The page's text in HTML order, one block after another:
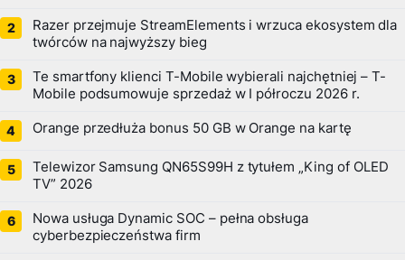
Razer przejmuje StreamElements i wrzuca ekosystem dla
twórców na najwyższy bieg
Te smartfony klienci T-Mobile wybierali najchętniej – T-
Mobile podsumowuje sprzedaż w I półroczu 2026 r.
Orange przedłuża bonus 50 GB w Orange na kartę
Telewizor Samsung QN65S99H z tytułem „King of OLED
TV” 2026
Nowa usługa Dynamic SOC – pełna obsługa
cyberbezpieczeństwa firm